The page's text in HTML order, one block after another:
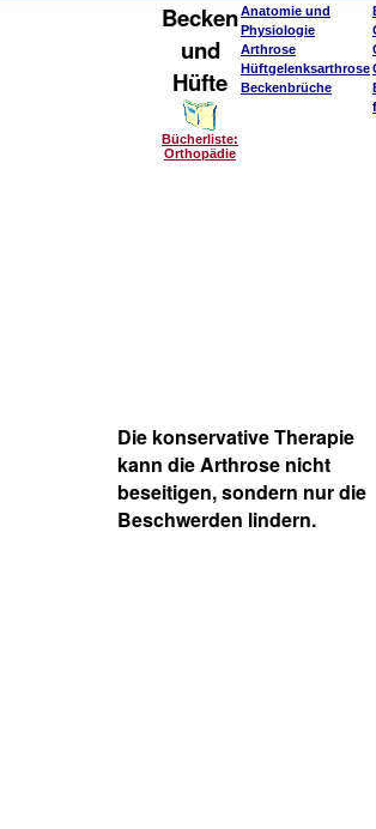
Becken
und
Hüfte
Bücherliste:
Orthopädie
Anatomie und
Physiologie
Arthrose
Hüftgelenksarthrose
Beckenbrüche
Die konservative Therapie
kann die Arthrose nicht
beseitigen, sondern nur die
Beschwerden lindern.